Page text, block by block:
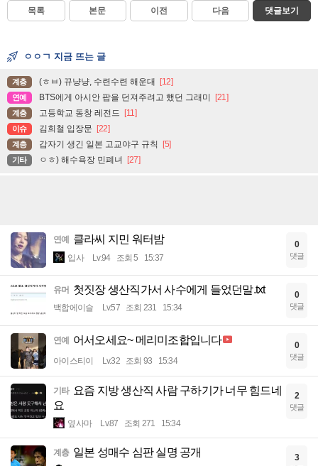
목록 본문 이전 다음 댓글보기
ㅇㅇㄱ 지금 뜨는 글
계층 (ㅎㅂ) 뀨냥냥, 수련수련 해운대 [12]
연예 BTS에게 아시안 팝을 던져주려고 했던 그래미 [21]
계층 고등학교 동창 레전드 [11]
이슈 김희철 입장문 [22]
계층 갑자기 생긴 일본 고교야구 규칙 [5]
기타 ㅇㅎ) 해수욕장 민폐녀 [27]
연예 클라씨 지민 워터밤
입사 Lv.94 조회 5 15:37
0
댓글
유머 첫짓장 생산직가서 사수에게 들었던말.txt
백합에이슬 Lv.57 조회 231 15:34
0
댓글
연예 어서오세요~ 메리미조합입니다
아이스티이 Lv.32 조회 93 15:34
0
댓글
기타 요즘 지방 생산직 사람 구하기가 너무 힘드네
요
옆사마 Lv.87 조회 271 15:34
2
댓글
계층 일본 성매수 심판 실명 공개 3